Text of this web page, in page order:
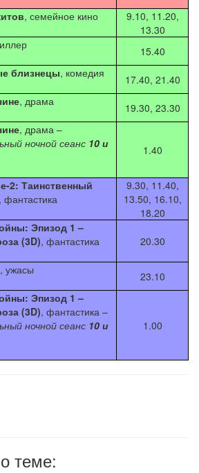
, семейное кино
9.10, 11.20,
13.30
15.40
близнецы, комедия
17.40, 21.40
, драма
19.30, 23.30
, драма –
ночной сеанс 10 и
1.40
2: Таинственный
, фантастика
9.30, 11.40,
13.50, 16.10,
18.20
Эпизод 1 –
(3D), фантастика 20.30
, ужасы
23.10
Эпизод 1 –
(3D), фантастика –
ночной сеанс 10 и
1.00
теме: